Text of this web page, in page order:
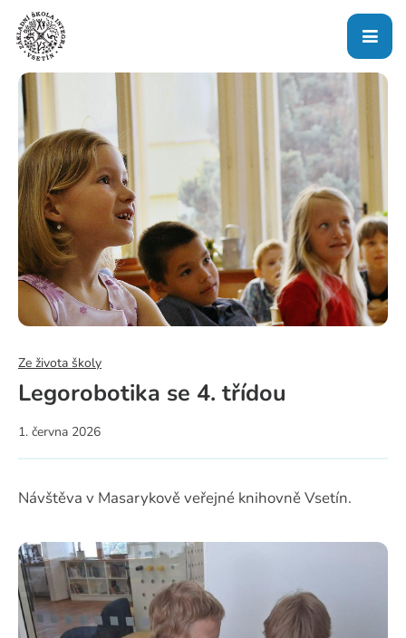
Ze života školy
Legorobotika se 4. třídou
1. června 2026
Návštěva v Masarykově veřejné knihovně Vsetín.